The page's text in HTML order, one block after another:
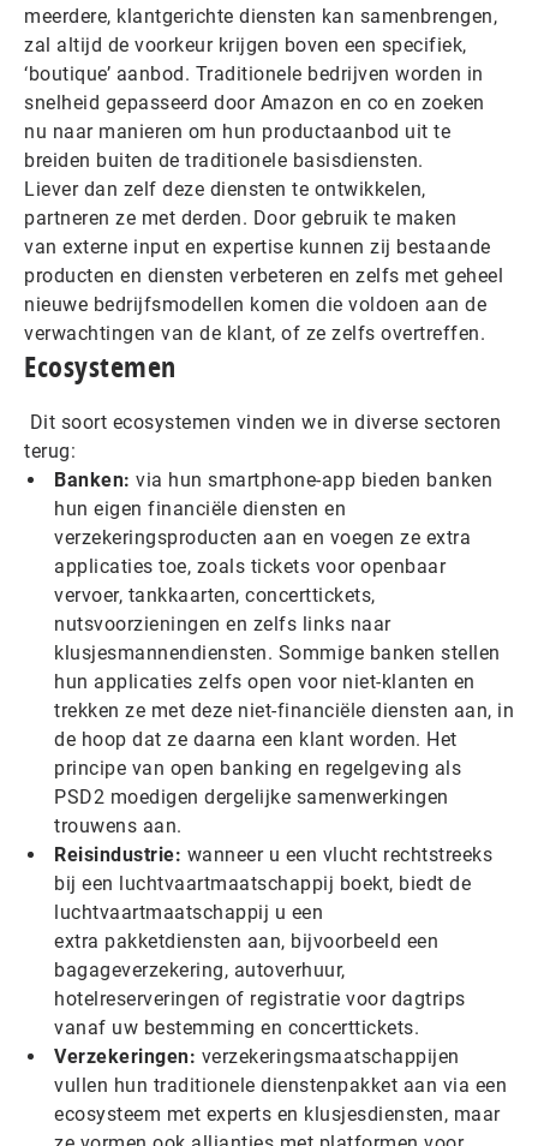
meerdere, klantgerichte diensten kan samenbrengen,
zal altijd de voorkeur krijgen boven een specifiek,
‘boutique’ aanbod. Traditionele bedrijven worden in
snelheid gepasseerd door Amazon en co en zoeken
nu naar manieren om hun productaanbod uit te
breiden buiten de traditionele basisdiensten.
Liever dan zelf deze diensten te ontwikkelen,
partneren ze met derden. Door gebruik te maken
van externe input en expertise kunnen zij bestaande
producten en diensten verbeteren en zelfs met geheel
nieuwe bedrijfsmodellen komen die voldoen aan de
verwachtingen van de klant, of ze zelfs overtreffen.
Ecosystemen
Dit soort ecosystemen vinden we in diverse sectoren
terug:
Banken: via hun smartphone-app bieden banken
hun eigen financiële diensten en
verzekeringsproducten aan en voegen ze extra
applicaties toe, zoals tickets voor openbaar
vervoer, tankkaarten, concerttickets,
nutsvoorzieningen en zelfs links naar
klusjesmannendiensten. Sommige banken stellen
hun applicaties zelfs open voor niet-klanten en
trekken ze met deze niet-financiële diensten aan, in
de hoop dat ze daarna een klant worden. Het
principe van open banking en regelgeving als
PSD2 moedigen dergelijke samenwerkingen
trouwens aan.
Reisindustrie: wanneer u een vlucht rechtstreeks
bij een luchtvaartmaatschappij boekt, biedt de
luchtvaartmaatschappij u een
extra pakketdiensten aan, bijvoorbeeld een
bagageverzekering, autoverhuur,
hotelreserveringen of registratie voor dagtrips
vanaf uw bestemming en concerttickets.
Verzekeringen: verzekeringsmaatschappijen
vullen hun traditionele dienstenpakket aan via een
ecosysteem met experts en klusjesdiensten, maar